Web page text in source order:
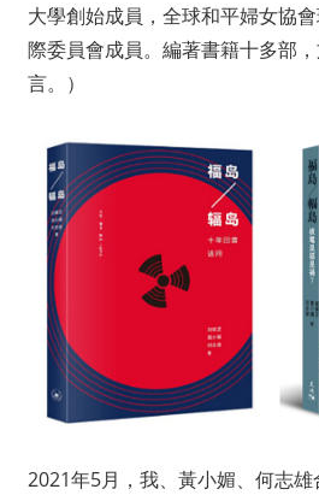
大學創始成員，全球和平婦女協
際委員會成員。編著書籍十多部
言。）
2021年5月，我、黃小媚、何志